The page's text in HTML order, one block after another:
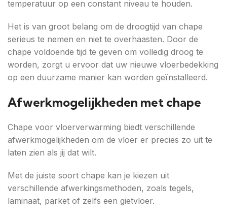
temperatuur op een constant niveau te houden.
Het is van groot belang om de droogtijd van chape
serieus te nemen en niet te overhaasten. Door de
chape voldoende tijd te geven om volledig droog te
worden, zorgt u ervoor dat uw nieuwe vloerbedekking
op een duurzame manier kan worden geïnstalleerd.
Afwerkmogelijkheden met chape
Chape voor vloerverwarming biedt verschillende
afwerkmogelijkheden om de vloer er precies zo uit te
laten zien als jij dat wilt.
Met de juiste soort chape kan je kiezen uit
verschillende afwerkingsmethoden, zoals tegels,
laminaat, parket of zelfs een gietvloer.